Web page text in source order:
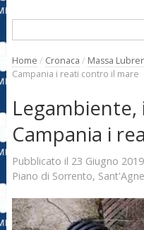
Home / Cronaca / Massa
Campania i reati contro il mare
Campania i
Pubblicato il 23 Giugno 2019
Piano di Sorrento,